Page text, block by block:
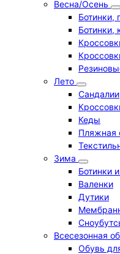
Весна/Осень
Ботинки,
Ботинки,
Лето
Cандалии
Кеды
Пляжная
Зима
Ботинки
Валенки
Дутики
Всесезонная
Обувь